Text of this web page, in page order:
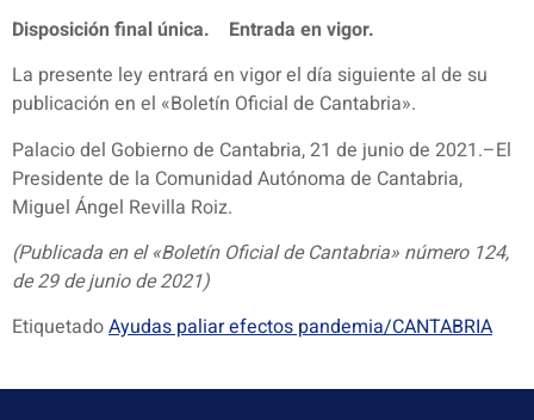
Disposición final única. Entrada en vigor.
La presente ley entrará en vigor el día siguiente al de su
publicación en el «Boletín Oficial de Cantabria».
Palacio del Gobierno de Cantabria, 21 de junio de 2021.–El
Presidente de la Comunidad Autónoma de Cantabria,
Miguel Ángel Revilla Roiz.
(Publicada en el «Boletín Oficial de Cantabria» número 124,
de 29 de junio de 2021)
EtiquetadoAyudas paliar efectos pandemia/CANTABRIA